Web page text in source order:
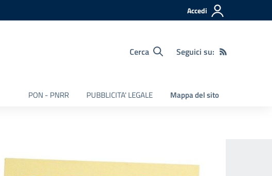
Accedi
Cerca Seguici su:
PON - PNRR PUBBLICITA' LEGALE Mappa del sito